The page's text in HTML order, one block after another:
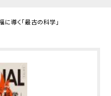
に導く「最古の科学」